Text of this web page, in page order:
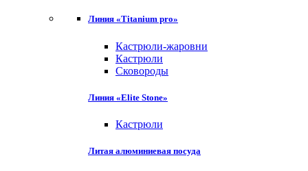
Линия «Titanium pro»
Кастрюли-жаровни
Кастрюли
Сковороды
Линия «Elite Stone»
Кастрюли
Литая алюминиевая посуда